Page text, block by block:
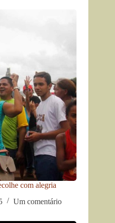
com alegria
Um comentário